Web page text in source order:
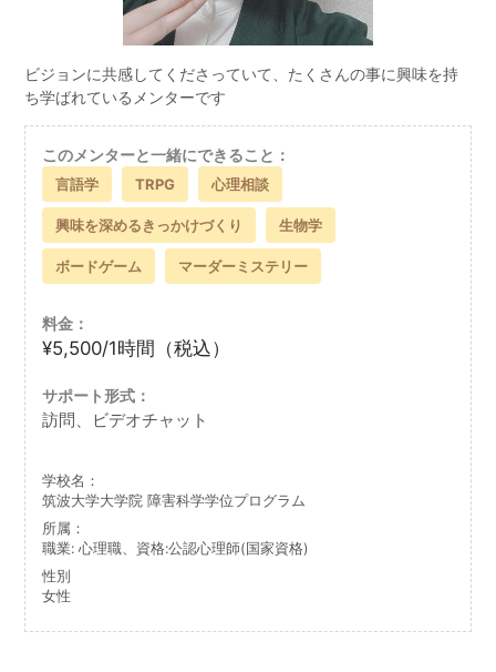
ビジョンに共感してくださっていて、たくさんの事に興味を持
ち学ばれているメンターです
このメンターと一緒にできること：
言語学 TRPG 心理相談
興味を深めるきっかけづくり 生物学
ボードゲーム マーダーミステリー
料金：
¥5,500/1時間（税込）
サポート形式：
訪問、ビデオチャット
学校名：
筑波大学大学院 障害科学学位プログラム
所属：
職業: 心理職、資格:公認心理師(国家資格)
性別
女性